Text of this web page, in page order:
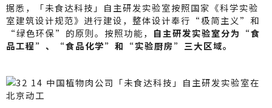
据悉，「未食达科技」自主研发实验室按照国家《科学实验
室建筑设计规范》进行建设，整体设计奉行“极简主义”和
“绿色环保”的原则。按照功能， 自主研发实验室分为“食
品工程”、“食品化学”和“实验厨房”三大区域。